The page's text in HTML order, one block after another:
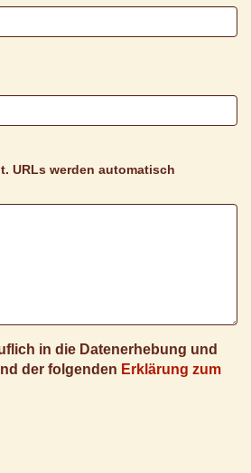
URLs werden automatisch
in die Datenerhebung und
der folgenden Erklärung zum